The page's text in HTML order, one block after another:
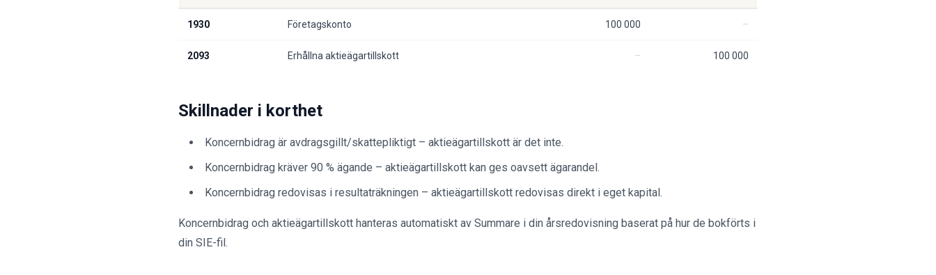
1930 Företagskonto 100 000
2093 Erhållna aktieägartillskott 100 000
Skillnader i korthet
Koncernbidrag är avdragsgillt/skattepliktigt – aktieägartillskott är det inte.
Koncernbidrag kräver 90 % ägande – aktieägartillskott kan ges oavsett ägarandel.
Koncernbidrag redovisas i resultaträkningen – aktieägartillskott redovisas direkt i eget kapital.
Koncernbidrag och aktieägartillskott hanteras automatiskt av Summare i din årsredovisning baserat på hur de bokförts i
din SIE-fil.